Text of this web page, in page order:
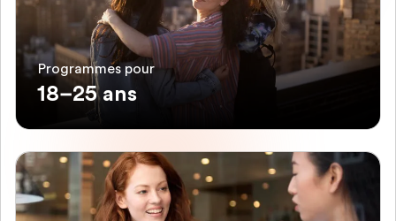
Programmes pour
18–25 ans